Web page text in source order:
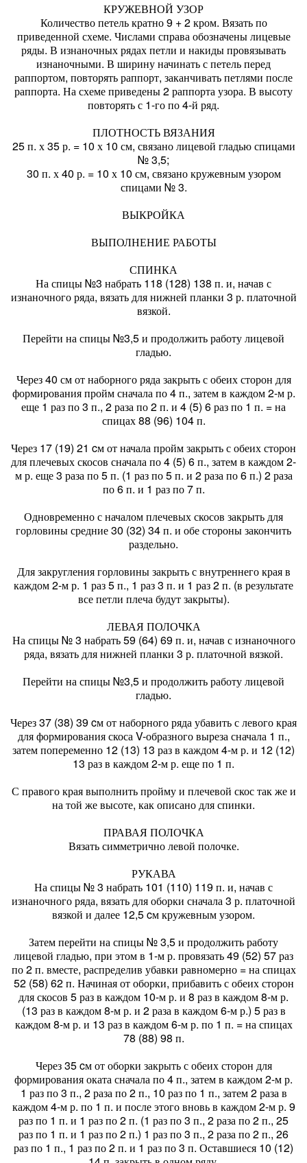
КРУЖЕВНОЙ УЗОР
Количество петель кратно 9 + 2 кром. Вязать по
приведенной схеме. Числами справа обозначены лицевые
ряды. В изнаночных рядах петли и накиды провязывать
изнаночными. В ширину начинать с петель перед
раппортом, повторять раппорт, заканчивать петлями после
раппорта. На схеме приведены 2 раппорта узора. В высоту
повторять с 1-го по 4-й ряд.
ПЛОТНОСТЬ ВЯЗАНИЯ
25 п. х 35 р. = 10 х 10 см, связано лицевой гладью спицами
№ 3,5;
30 п. х 40 р. = 10 х 10 см, связано кружевным узором
спицами № 3.
ВЫКРОЙКА
ВЫПОЛНЕНИЕ РАБОТЫ
СПИНКА
На спицы №3 набрать 118 (128) 138 п. и, начав с
изнаночного ряда, вязать для нижней планки 3 р. платочной
вязкой.
Перейти на спицы №3,5 и продолжить работу лицевой
гладью.
Через 40 см от наборного ряда закрыть с обеих сторон для
формирования пройм сначала по 4 п., затем в каждом 2-м р.
еще 1 раз по 3 п., 2 раза по 2 п. и 4 (5) 6 раз по 1 п. = на
спицах 88 (96) 104 п.
Через 17 (19) 21 cм от начала пройм закрыть с обеих сторон
для плечевых скосов сначала по 4 (5) 6 п., затем в каждом 2-
м р. еще 3 раза по 5 п. (1 раз по 5 п. и 2 раза по 6 п.) 2 раза
по 6 п. и 1 раз по 7 п.
Одновременно с началом плечевых скосов закрыть для
горловины средние 30 (32) 34 п. и обе стороны закончить
раздельно.
Для закругления горловины закрыть с внутреннего края в
каждом 2-м р. 1 раз 5 п., 1 раз 3 п. и 1 раз 2 п. (в результате
все петли плеча будут закрыты).
ЛЕВАЯ ПОЛОЧКА
На спицы № 3 набрать 59 (64) 69 п. и, начав с изнаночного
ряда, вязать для нижней планки 3 р. платочной вязкой.
Перейти на спицы №3,5 и продолжить работу лицевой
гладью.
Через 37 (38) 39 cм от наборного ряда убавить с левого края
для формирования скоса V-образного выреза сначала 1 п.,
затем попеременно 12 (13) 13 раз в каждом 4-м р. и 12 (12)
13 раз в каждом 2-м р. еще по 1 п.
С правого края выполнить пройму и плечевой скос так же и
на той же высоте, как описано для спинки.
ПРАВАЯ ПОЛОЧКА
Вязать симметрично левой полочке.
РУКАВА
На спицы № 3 набрать 101 (110) 119 п. и, начав с
изнаночного ряда, вязать для оборки сначала 3 р. платочной
вязкой и далее 12,5 cм кружевным узором.
Затем перейти на спицы № 3,5 и продолжить работу
лицевой гладью, при этом в 1-м р. провязать 49 (52) 57 раз
по 2 п. вместе, распределив убавки равномерно = на спицах
52 (58) 62 п. Начиная от оборки, прибавить с обеих сторон
для скосов 5 раз в каждом 10-м р. и 8 раз в каждом 8-м р.
(13 раз в каждом 8-м р. и 2 раза в каждом 6-м р.) 5 раз в
каждом 8-м р. и 13 раз в каждом 6-м р. по 1 п. = на спицах
78 (88) 98 п.
Через 35 cм от оборки закрыть с обеих сторон для
формирования оката сначала по 4 п., затем в каждом 2-м р.
1 раз по 3 п., 2 раза по 2 п., 10 раз по 1 п., затем 2 раза в
каждом 4-м р. по 1 п. и после этого вновь в каждом 2-м р. 9
раз по 1 п. и 1 раз по 2 п. (1 раз по 3 п., 2 раза по 2 п., 25
раз по 1 п. и 1 раз по 2 п.) 1 раз по 3 п., 2 раза по 2 п., 26
раз по 1 п., 1 раз по 2 п. и 1 раз по 3 п. Оставшиеся 10 (12)